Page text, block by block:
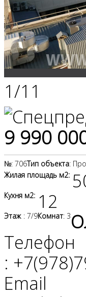
1/11
9 990
№: 706Тип объекта:
Жилая площадь м2:
Кухня м2: 12
Этаж : 7/9Комнат: 3
Телефон
:
Email